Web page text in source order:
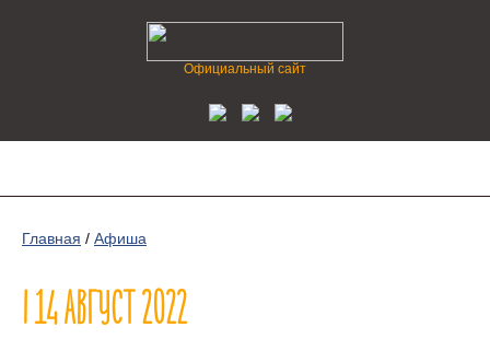
Официальный сайт
Главная / Афиша
| 14 АВГУСТ 2022